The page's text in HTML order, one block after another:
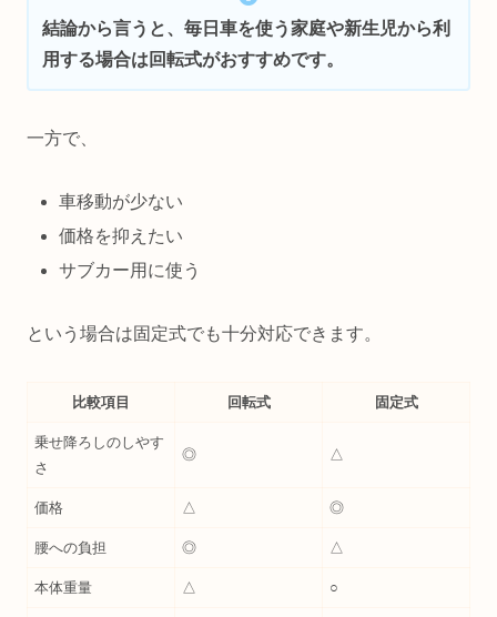
結論から言うと、毎日車を使う家庭や新生児から利
用する場合は回転式がおすすめです。
一方で、
車移動が少ない
価格を抑えたい
サブカー用に使う
という場合は固定式でも十分対応できます。
比較項目 回転式 固定式
乗せ降ろしのしやす
さ
◎ △
価格 △ ◎
腰への負担 ◎ △
本体重量 △ ○